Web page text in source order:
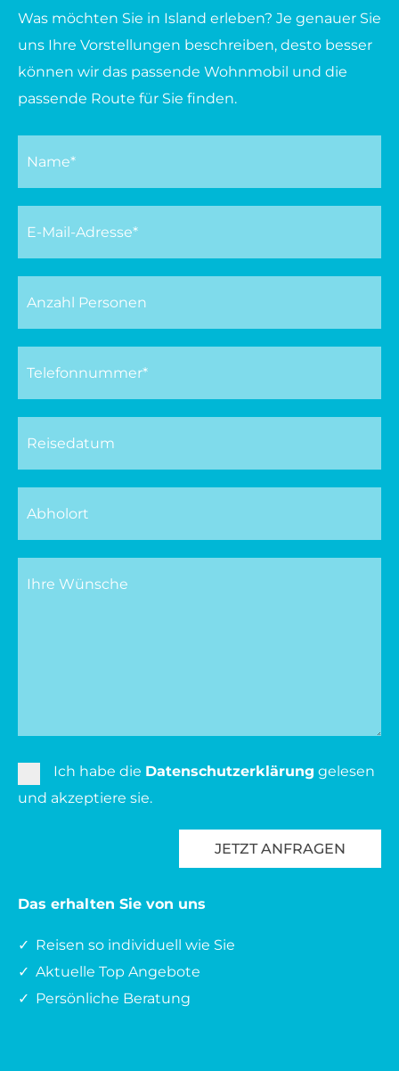
Was möchten Sie in Island erleben? Je genauer Sie
uns Ihre Vorstellungen beschreiben, desto besser
können wir das passende Wohnmobil und die
passende Route für Sie finden.
Ich habe die Datenschutzerklärung gelesen
und akzeptiere sie.
Das erhalten Sie von uns
Reisen so individuell wie Sie
Aktuelle Top Angebote
Persönliche Beratung